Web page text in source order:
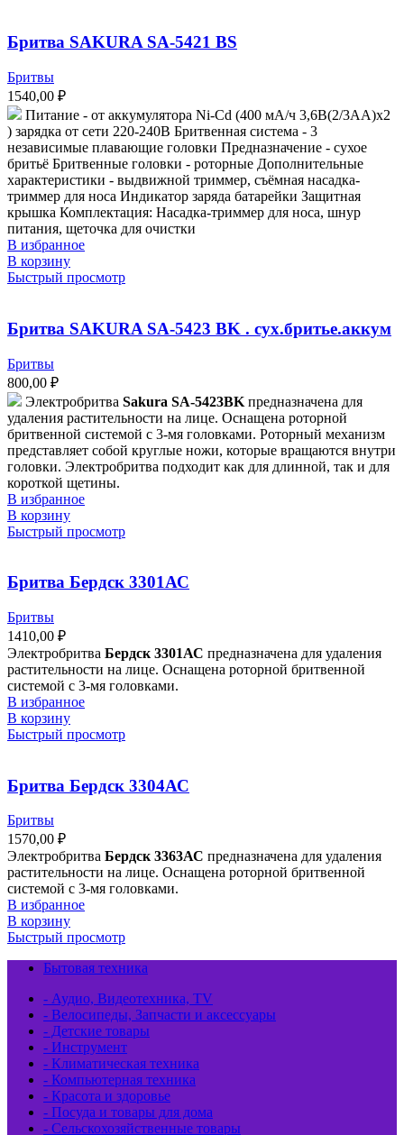
Бритва SAKURA SA-5421 BS
Бритвы
1540,00 ₽
Питание - от аккумулятора Ni-Cd (400 мА/ч 3,6В(2/3AA)х2
) зарядка от сети 220-240В Бритвенная система - 3
независимые плавающие головки Предназначение - сухое
бритьё Бритвенные головки - роторные Дополнительные
характеристики - выдвижной триммер, съёмная насадка-
триммер для носа Индикатор заряда батарейки Защитная
крышка Комплектация: Насадка-триммер для носа, шнур
питания, щеточка для очистки
В избранное
В корзину
Быстрый просмотр
Бритва SAKURA SA-5423 ВK . сух.бритье.аккум
Бритвы
800,00 ₽
Электробритва Sakura SA-5423BK предназначена для
удаления растительности на лице. Оснащена роторной
бритвенной системой с 3-мя головками. Роторный механизм
представляет собой круглые ножи, которые вращаются внутри
головки. Электробритва подходит как для длинной, так и для
короткой щетины.
В избранное
В корзину
Быстрый просмотр
Бритва Бердск 3301АС
Бритвы
1410,00 ₽
Электробритва Бердск 3301АС предназначена для удаления
растительности на лице. Оснащена роторной бритвенной
системой с 3-мя головками.
В избранное
В корзину
Быстрый просмотр
Бритва Бердск 3304АС
Бритвы
1570,00 ₽
Электробритва Бердск 3363АС предназначена для удаления
растительности на лице. Оснащена роторной бритвенной
системой с 3-мя головками.
В избранное
В корзину
Быстрый просмотр
Бытовая техника
- Аудио, Видеотехника, TV
- Велосипеды, Запчасти и аксессуары
- Детские товары
- Инструмент
- Климатическая техника
- Компьютерная техника
- Красота и здоровье
- Посуда и товары для дома
- Сельскохозяйственные товары